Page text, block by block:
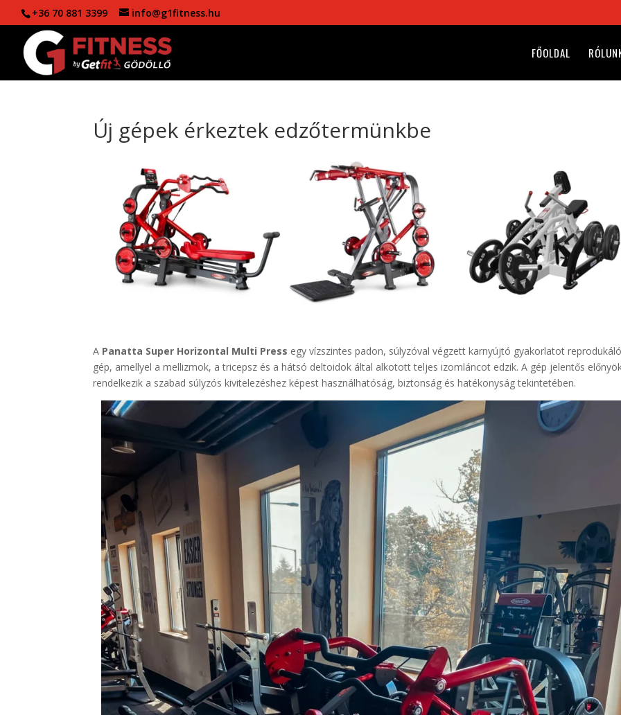
+36 70 881 3399 info@g1fitness.hu
FŐOLDAL
Új gépek érkeztek edzőtermünkbe
A Panatta Super Horizontal Multi Press egy vízszintes padon, súlyzóval végzett karnyújtó gyakorlatot
gép, amellyel a mellizmok, a tricepsz és a hátsó deltoidok által alkotott teljes izomláncot edzik. A gép jelentős
rendelkezik a szabad súlyzós kivitelezéshez képest használhatóság, biztonság és hatékonyság tekintetében.